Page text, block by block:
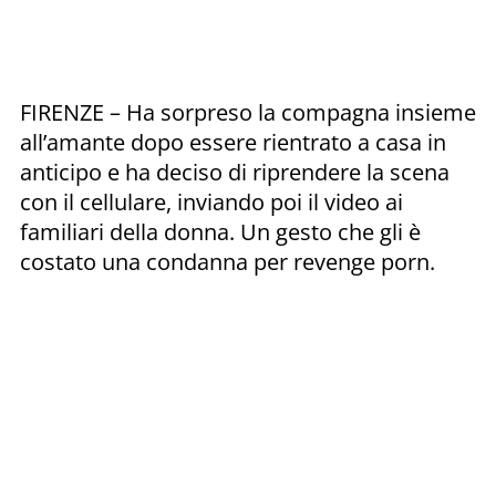
FIRENZE – Ha sorpreso la compagna insieme
all’amante dopo essere rientrato a casa in
anticipo e ha deciso di riprendere la scena
con il cellulare, inviando poi il video ai
familiari della donna. Un gesto che gli è
costato una condanna per revenge porn.